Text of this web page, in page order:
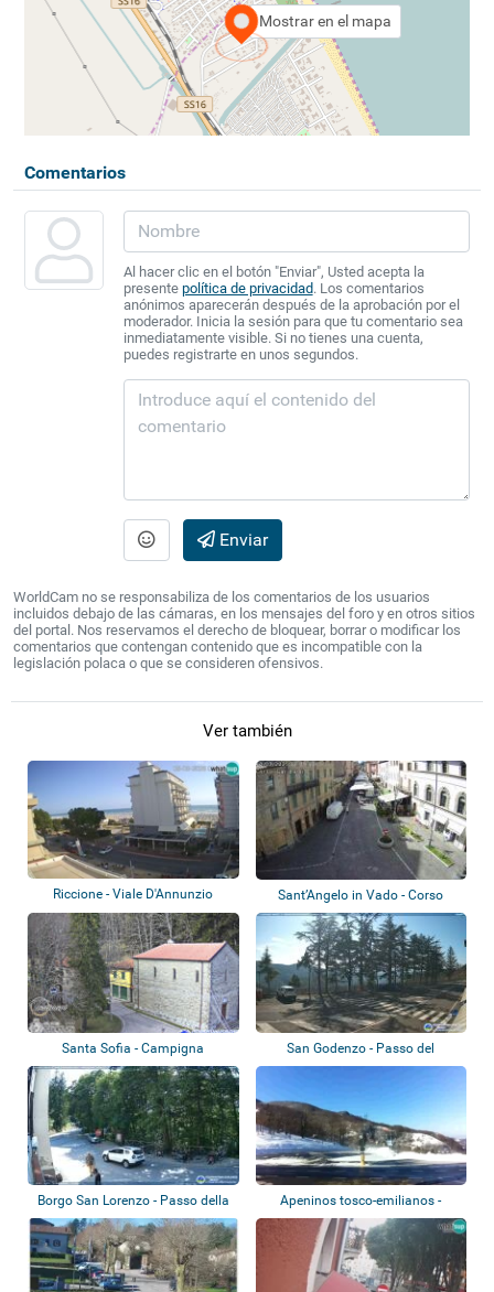
Mostrar en el mapa
Comentarios
Al hacer clic en el botón "Enviar", Usted acepta la
presente política de privacidad. Los comentarios
anónimos aparecerán después de la aprobación por el
moderador. Inicia la sesión para que tu comentario sea
inmediatamente visible. Si no tienes una cuenta,
puedes registrarte en unos segundos.
Enviar
WorldCam no se responsabiliza de los comentarios de los usuarios
incluidos debajo de las cámaras, en los mensajes del foro y en otros sitios
del portal. Nos reservamos el derecho de bloquear, borrar o modificar los
comentarios que contengan contenido que es incompatible con la
legislación polaca o que se consideren ofensivos.
Ver también
Riccione - Viale D'Annunzio
Sant’Angelo in Vado - Corso
Garibaldi
Santa Sofia - Campigna
San Godenzo - Passo del
Muraglione
Borgo San Lorenzo - Passo della
Colla di...
Apeninos tosco-emilianos -
Passo della R...